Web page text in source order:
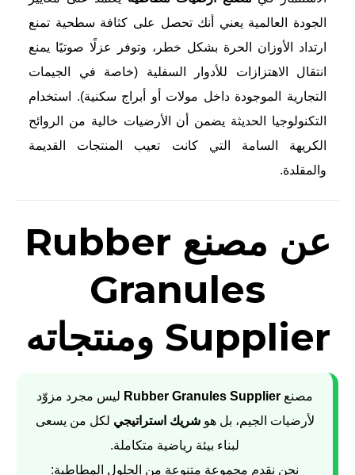
الجودة العالمية يعني أنك تحصل على كثافة سطحية تمنع
ارتداد الأوزان الحرة بشكل خطر، وتوفر عزلًا صوتيًا يمنع
انتقال الاهتزازات للأدوار السفلية (خاصة في الجيمات
التجارية الموجودة داخل مولات أو أبراج سكنية). استخدام
التكنولوجيا الحديثة يضمن أن الأرضيات خالية من الروائح
الكريهة السامة التي كانت تعيب المنتجات القديمة
والمقلدة.
عن مصنع Rubber
Granules
Supplier ومنتجاته
مصنع Rubber Granules Supplier ليس مجرد مزوّد
لأرضيات الجيم، بل هوشريك استراتيجي لكل من يسعى
لبناء بيئة رياضية متكاملة.
نحن نقدم مجموعة متنوعة من الحلول المطاطية: